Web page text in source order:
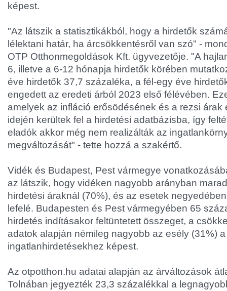
képest.
"Az látszik a statisztikákból, hogy a hirdetők
lélektani határ, ha árcsökkentésről van szó" -
OTP Otthonmegoldások Kft. ügyvezetője. "A
6, illetve a 6-12 hónapja hirdetők körében
éve hirdetők 37,7 százaléka, a fél-egy éve
engedett az eredeti árból 2023 első félévében.
amelyek az infláció erősödésének és a rezsi árak
idején kerültek fel a hirdetési adatbázisba, így
eladók akkor még nem realizálták az
megváltozását" - tette hozzá a szakértő.
Vidék és Budapest, Pest vármegye
az látszik, hogy vidéken nagyobb arányban
hirdetési áraknál (70%), és az esetek
lefelé. Budapesten és Pest vármegyében 65
hirdetés indításakor feltüntetett összeget, a
adatok alapján némileg nagyobb az esély (31%)
ingatlanhirdetésekhez képest.
Az otpotthon.hu adatai alapján az árváltozások
Tolnában jegyezték 23,3 százalékkal a